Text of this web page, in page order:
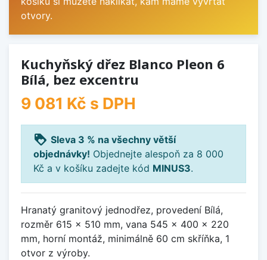
otvory.
Kuchyňský dřez Blanco Pleon 6
Bílá, bez excentru
9 081 Kč s DPH
loyalty Sleva 3 % na všechny větší
objednávky! Objednejte alespoň za 8 000
Kč a v košíku zadejte kód MINUS3.
Hranatý granitový jednodřez, provedení Bílá,
rozměr 615 x 510 mm, vana 545 x 400 x 220
mm, horní montáž, minimálně 60 cm skříňka, 1
otvor z výroby.